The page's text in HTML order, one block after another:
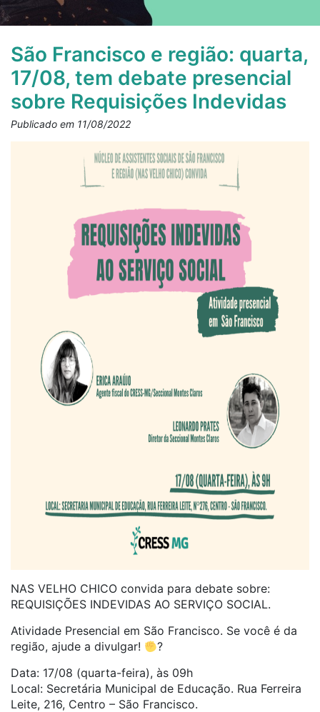
São Francisco e região: quarta,
17/08, tem debate presencial
sobre Requisições Indevidas
Publicado em 11/08/2022
NAS VELHO CHICO convida para debate sobre:
REQUISIÇÕES INDEVIDAS AO SERVIÇO SOCIAL.
Atividade Presencial em São Francisco. Se você é da
região, ajude a divulgar!
?
Data: 17/08 (quarta-feira), às 09h
Local: Secretária Municipal de Educação. Rua Ferreira
Leite, 216, Centro – São Francisco.